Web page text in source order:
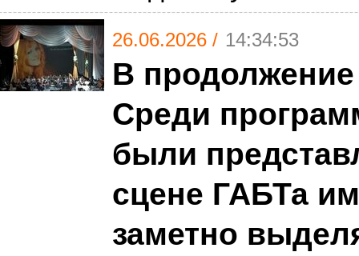
26.06.2026 / 14:34:53
В
Среди
были
сцене ГАБТа
заметно